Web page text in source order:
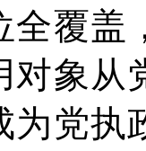
全覆盖
对象从
为党执